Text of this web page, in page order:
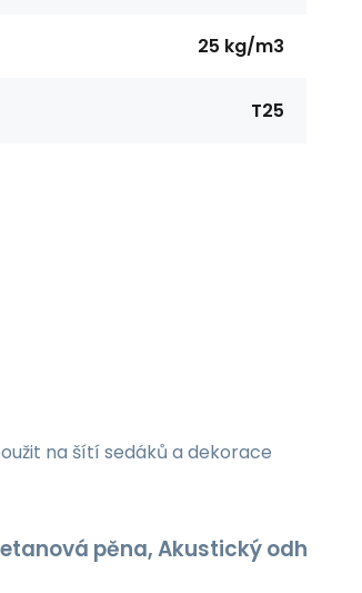
25 kg/m3
T25
na šítí sedáků a dekorace
pěna, Akustický